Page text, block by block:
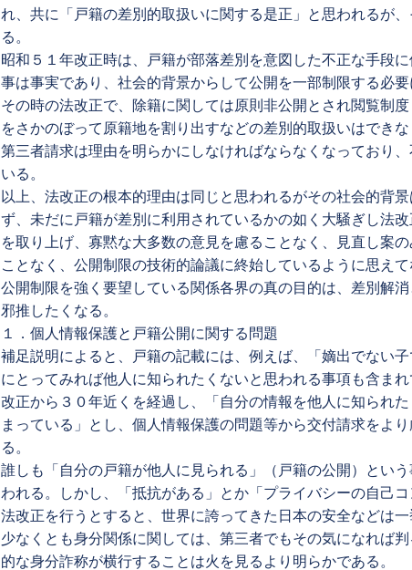
れ、共に「戸籍の差別的取扱いに関する是正」と思われるが
る。
昭和５１年改正時は、戸籍が部落差別を意図した不正な手段
事は事実であり、社会的背景からして公開を一部制限する必
その時の法改正で、除籍に関しては原則非公開とされ閲覧制
をさかのぼって原籍地を割り出すなどの差別的取扱いはでき
第三者請求は理由を明らかにしなければならなくなっており
いる。
以上、法改正の根本的理由は同じと思われるがその社会的背
ず、未だに戸籍が差別に利用されているかの如く大騒ぎし法
を取り上げ、寡黙な大多数の意見を慮ることなく、見直し案
ことなく、公開制限の技術的論議に終始しているように思えて
公開制限を強く要望している関係各界の真の目的は、差別解
邪推したくなる。
１．個人情報保護と戸籍公開に関する問題
補足説明によると、戸籍の記載には、例えば、「嫡出でない
にとってみれば他人に知られたくないと思われる事項も含ま
改正から３０年近くを経過し、「自分の情報を他人に知られ
まっている」とし、個人情報保護の問題等から交付請求をよ
る。
誰しも「自分の戸籍が他人に見られる」（戸籍の公開）とい
われる。しかし、「抵抗がある」とか「プライバシーの自己
法改正を行うとすると、世界に誇ってきた日本の安全などは
少なくとも身分関係に関しては、第三者でもその気になれば
的な身分詐称が横行することは火を見るより明らかである。